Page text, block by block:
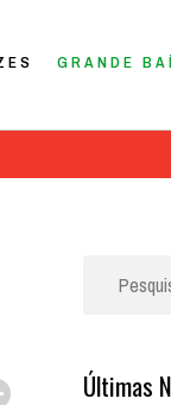
GRANDE
Últimas